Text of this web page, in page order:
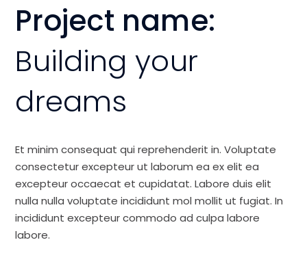
Project name:
Building your
dreams
Et minim consequat qui reprehenderit in. Voluptate
consectetur excepteur ut laborum ea ex elit ea
excepteur occaecat et cupidatat. Labore duis elit
nulla nulla voluptate incididunt mol mollit ut fugiat. In
incididunt excepteur commodo ad culpa labore
labore.